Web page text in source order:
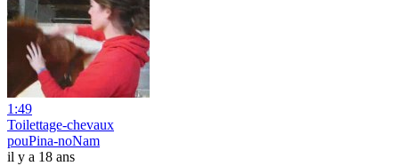
1:49
Toilettage-chevaux
pouPina-noNam
il y a 18 ans